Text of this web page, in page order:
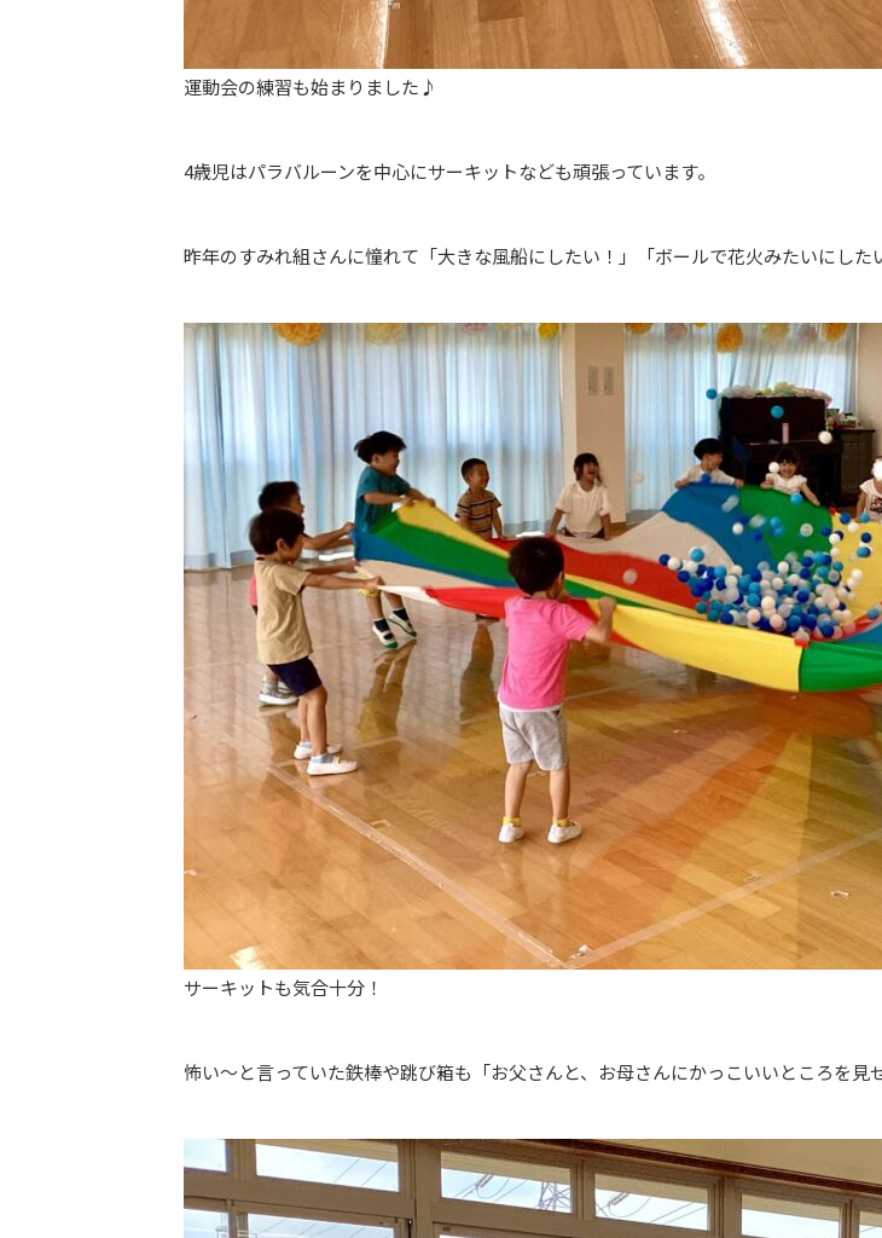
運動会の練習も始まりました♪
4歳児はパラバルーンを中心にサーキットなども頑張っています。
昨年のすみれ組さんに憧れて「大きな風船にしたい！」「ボールで花火みたいにし
サーキットも気合十分！
怖い～と言っていた鉄棒や跳び箱も「お父さんと、お母さんにかっこいいところを見